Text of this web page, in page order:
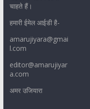
चाहते हैं।
हमारी ईमेल आईडी है-
amarujiyara@gmai
l.com
editor@amarujiyar
a.com
अमर उजियारा